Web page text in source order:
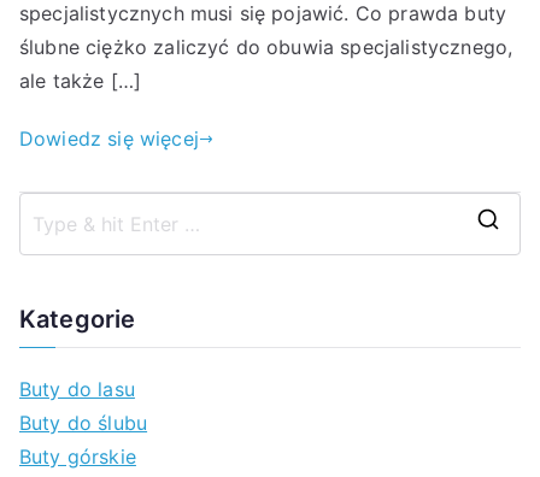
specjalistycznych musi się pojawić. Co prawda buty
ślubne ciężko zaliczyć do obuwia specjalistycznego,
ale także […]
Dowiedz się więcej
Kategorie
Buty do lasu
Buty do ślubu
Buty górskie